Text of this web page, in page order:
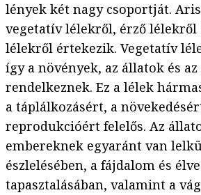
lények két nagy csoportját.
vegetatív lélekről, érző lélekről
lélekről értekezik. Vegetatív
így a növények, az állatok és
rendelkeznek. Ez a lélek
a táplálkozásért, a
reprodukcióért felelős. Az
embereknek egyaránt van
észlelésében, a fájdalom és
tapasztalásában, valamint a